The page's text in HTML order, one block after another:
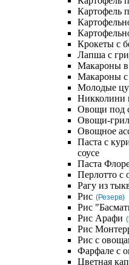
Картофель
Крокеты с
Лапша с
Макароны в
Макароны
Молодые
Никколини
Овощи под
Овощи-
Овощное
Паста с
соусе
Паста
Перлотто с
Рагу из
Рис (Резерв)
Рис
Рис Арафи
Рис
Рис с
Фарфале с
Цветная